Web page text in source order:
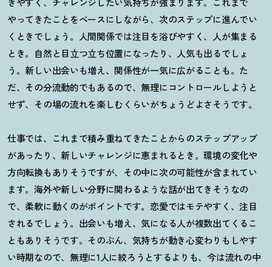
やってきたことをベースにしながら、次のステップに進んでい
くときでしょう。人間関係では注目を浴びやすく、人が集まる
とき。自然と目立つ立ち位置になったり、人気も出るでしょ
う。新しい出会いも増え、関係性が一気に広がることも。た
だ、その分流動的でもあるので、無理にコントロールしようと
せず、その場の流れを楽しむくらいがちょうどよさそうです。
仕事では、これまで積み重ねてきたことからのステップアップ
があったり、新しいチャレンジに恵まれるとき。環境の変化や
方向転換もありそうですが、その中に次の可能性が含まれてい
ます。海外や新しい分野に関わるような話が出てきそうなの
で、柔軟に動くのがポイントです。恋愛ではモテやすく、注目
されるでしょう。出会いも増え、気になる人が複数出てくるこ
ともありそうです。そのぶん、気持ちが動き心変わりもしやす
い時期なので、無理に1人に絞ろうとするよりも、今は流れの中